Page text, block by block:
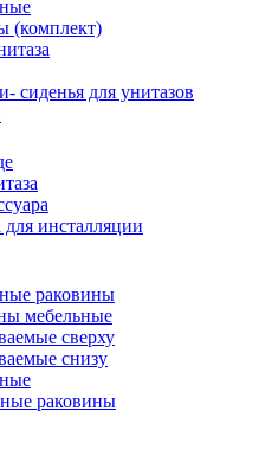
(комплект)
сиденья для унитазов
инсталляции
раковины
мебельные
сверху
снизу
раковины